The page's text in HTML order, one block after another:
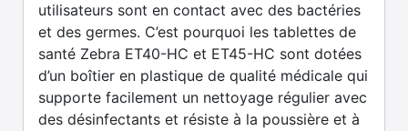
utilisateurs sont en contact avec des bactéries
et des germes. C’est pourquoi les tablettes de
santé Zebra ET40-HC et ET45-HC sont dotées
d’un boîtier en plastique de qualité médicale qui
supporte facilement un nettoyage régulier avec
des désinfectants et résiste à la poussière et à